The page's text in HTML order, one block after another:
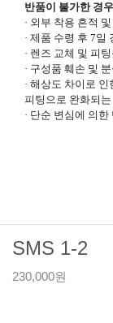
반품이 불가한 경우
· 외부 착용 흔적
· 제품 수령 후 7일
· 렌즈 교체 및 피
· 구성품 훼손 및
· 해상도 차이로 인
피팅으로 완화되
· 단순 변심에 의한
SMS 1-2
230,000원